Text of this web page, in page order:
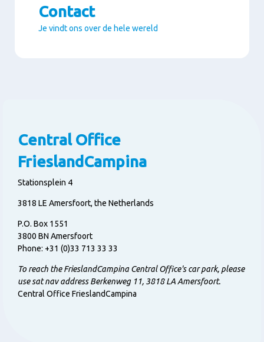
Contact
Je vindt ons over de hele wereld
Central Office
FrieslandCampina
Stationsplein 4
3818 LE Amersfoort, the Netherlands
P.O. Box 1551
3800 BN Amersfoort
Phone: +31 (0)33 713 33 33
To reach the FrieslandCampina Central Office's car park, please
use sat nav address Berkenweg 11, 3818 LA Amersfoort.
Central Office FrieslandCampina